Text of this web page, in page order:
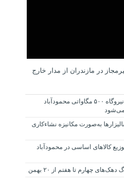
غیرمجاز در مازندران از مدار خارج
فاز نخست نیروگاه ۵۰۰ مگاواتی محمودآباد
می‌شود
به‌صورت مکانیزه نشاءکاری
کالا‌های اساسی در محمودآباد
چهارم تا هفتم از ۲۰ بهمن